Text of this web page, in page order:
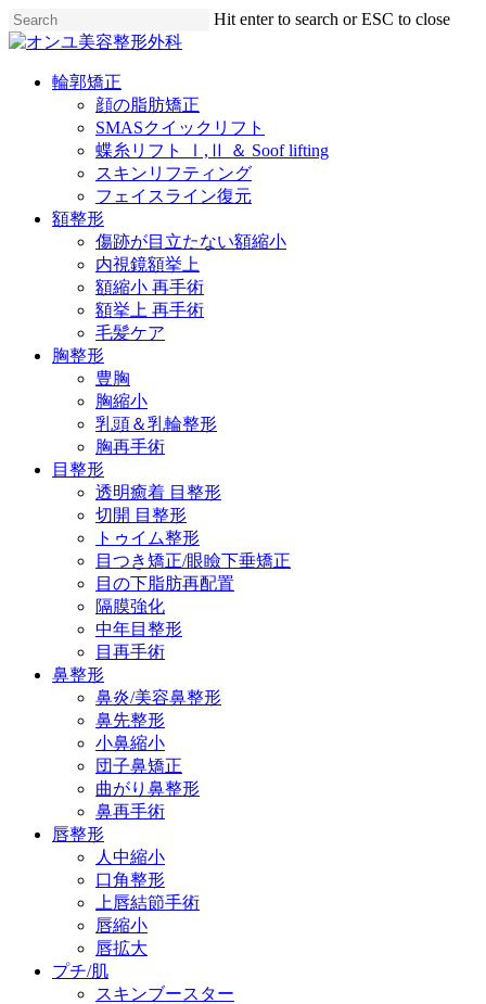
Skip
to
main
content
Hit enter to search or ESC to close
Close
Menu
輪郭矯正
顔の脂肪矯正
SMASクイックリフト
蝶糸リフト Ⅰ,Ⅱ ＆ Soof lifting
スキンリフティング
フェイスライン復元
額整形
傷跡が目立たない額縮小
内視鏡額挙上
額縮小 再手術
額挙上 再手術
毛髪ケア
胸整形
豊胸
胸縮小
乳頭＆乳輪整形
胸再手術
目整形
透明癒着 目整形
切開 目整形
トゥイム整形
目つき矯正/眼瞼下垂矯正
目の下脂肪再配置
隔膜強化
中年目整形
目再手術
鼻整形
鼻炎/美容鼻整形
鼻先整形
小鼻縮小
団子鼻矯正
曲がり鼻整形
鼻再手術
唇整形
人中縮小
口角整形
上唇結節手術
唇縮小
唇拡大
プチ/肌
スキンブースター